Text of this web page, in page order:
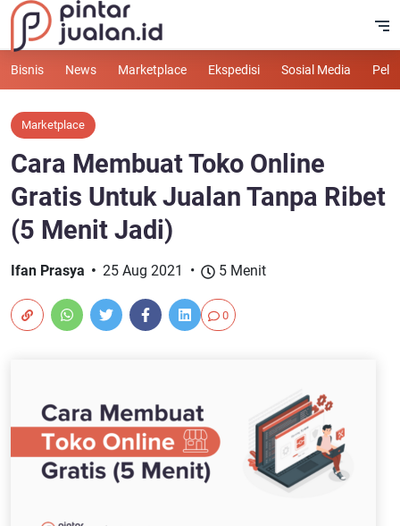
Bisnis News Marketplace Ekspedisi Sosial Media
Marketplace
Cara Membuat Toko Online
Gratis Untuk Jualan Tanpa Ribet
(5 Menit Jadi)
Ifan Prasya 25 Aug 2021 5 Menit
0